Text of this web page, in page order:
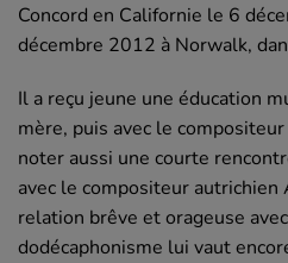
Concord en Californie le 6
décembre 2012 à Norwalk,
Il a reçu jeune une éducation
mère, puis avec le
noter aussi une courte
avec le compositeur
relation brêve et orageuse
dodécaphonisme lui vaut